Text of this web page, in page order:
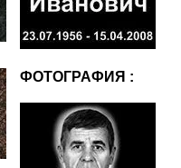
ФОТОГРАФИЯ :